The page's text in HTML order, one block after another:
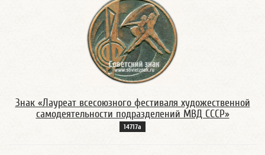
Знак «Лауреат всесоюзного фестиваля художественной
самодеятельности подразделений МВД СССР»
14717а